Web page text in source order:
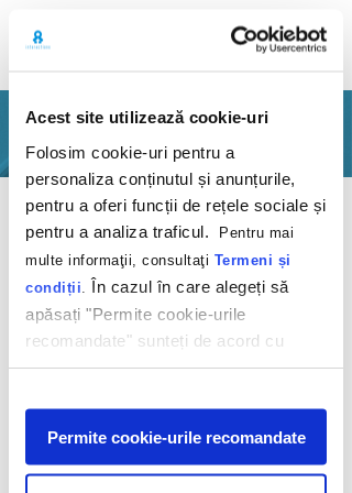
Acest site utilizează cookie-uri
Folosim cookie-uri pentru a
personaliza conținutul și anunțurile,
pentru a oferi funcții de rețele sociale și
pentru a analiza traficul.
Pentru mai
multe informaţii, consultaţi Termeni și
condiții În cazul în care alegeți să
apăsați "Permite cookie-urile
recomandate" sunteți de acord cu
utilizarea modulelor noastre cookie.
Afişare
Permite cookie-urile recomandate
PORTFOLIO
Back
This summer I
promise to try
something special
Red Bull